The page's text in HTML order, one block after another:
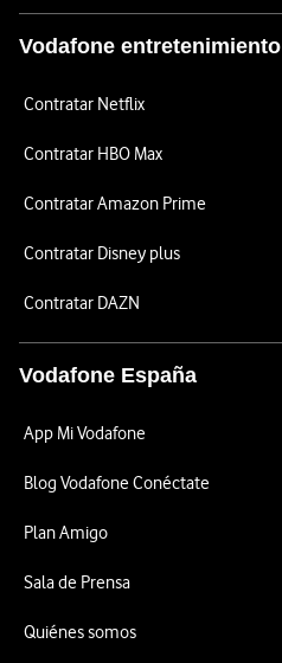
Vodafone entretenimiento
Contratar Netflix
Contratar HBO Max
Contratar Amazon Prime
Contratar Disney plus
Contratar DAZN
Vodafone España
App Mi Vodafone
Blog Vodafone Conéctate
Plan Amigo
Sala de Prensa
Quiénes somos